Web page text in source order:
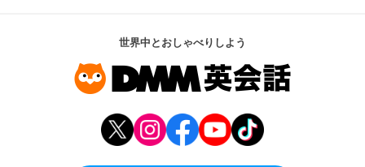
世界中とおしゃべりしよう